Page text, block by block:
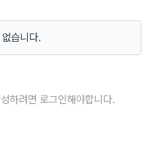
습니다.
하려면 로그인해야합니다.